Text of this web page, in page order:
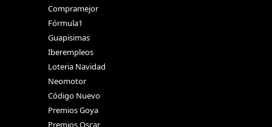
Compramejor
Fórmula1
Guapisimas
Iberempleos
Loteria Navidad
Neomotor
Código Nuevo
Premios Goya
Premios Oscar